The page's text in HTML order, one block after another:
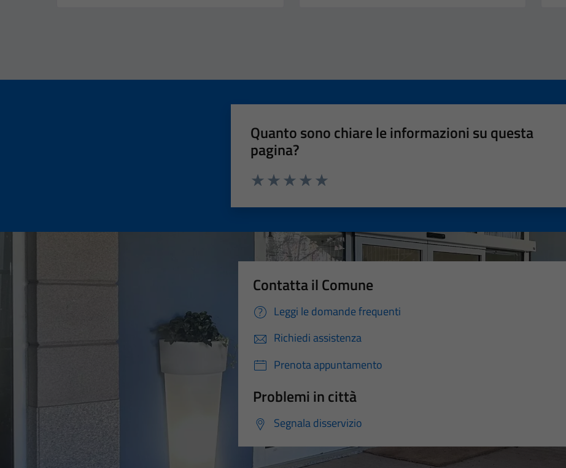
Quanto sono chiare le informazioni su questa
pagina?
Contatta il Comune
Leggi le domande frequenti
Richiedi assistenza
Prenota appuntamento
Problemi in città
Segnala disservizio